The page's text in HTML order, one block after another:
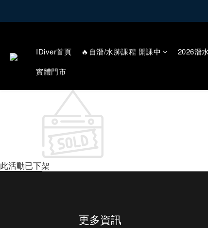
IDiver首頁 🔥自潛/水肺課程 開課中 2026潛
實體門市
此活動已下架
更多資訊